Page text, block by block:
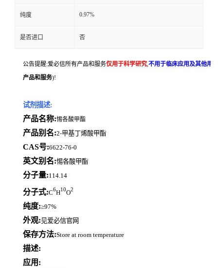
纯度 0.97%
是否进口 否
公告提醒:爱必信所有产品和服务仅用于科学研究,不用于临床应用及其他用
产品和服务)!
试剂描述:
产品名称:惕各酸甲酯
产品别名:2-甲基丁烯酸甲酯
CAS号:6622-76-0
英文别名:惕各酸甲酯
分子量:114.14
分子式:C6H10O2
纯度:≥97%
外观: 见爱必信官网
保存方法:Store at room temperature
描述:
应用: